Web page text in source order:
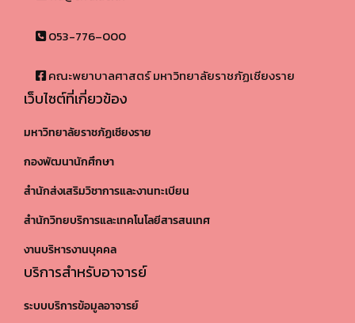
053-776–000
คณะพยาบาลศาสตร์ มหาวิทยาลัยราชภัฏเชียงราย
เว็บไซต์ที่เกี่ยวข้อง
มหาวิทยาลัยราชภัฏเชียงราย
กองพัฒนานักศึกษา
สำนักส่งเสริมวิชาการและงานทะเบียน
สำนักวิทยบริการและเทคโนโลยีสารสนเทศ
งานบริหารงานบุคคล
บริการสำหรับอาจารย์
ระบบบริการข้อมูลอาจารย์